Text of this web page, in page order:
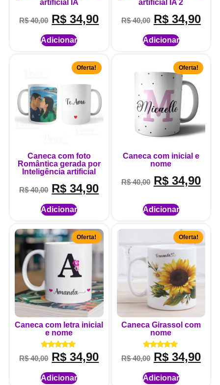
artificial IA
R$40,00 R$ 34,90
Adicionar
artificial IA 2
R$40,00 R$34,90
Adicionar
Oferta!
Caneca com foto
Romântica gerada por
Inteligência artificial
R$40,00 R$ 34,90
Adicionar
Oferta!
Caneca com inicial e
nome
R$40,00 R$34,90
Adicionar
Oferta!
Caneca com letra inicial
e nome
Avaliação
5.00
R$40,00 R$ 34,90
Adicionar
Oferta!
Caneca Girassol com
nome
Avaliação
5.00
R$40,00 R$34,90
Adicionar